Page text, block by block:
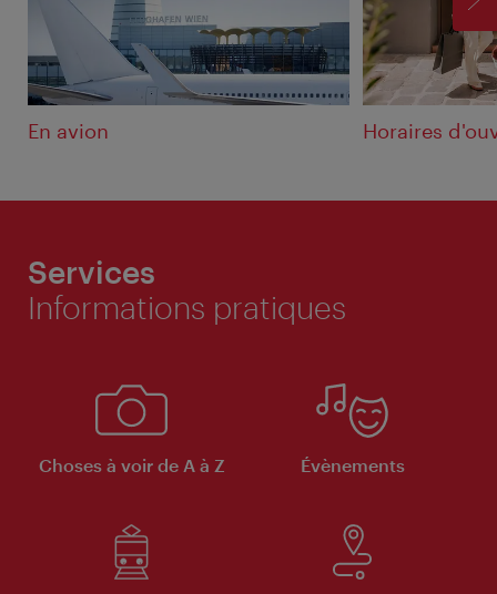
En avion Horaires
Services
Informations pratiques
Choses à voir de A à Z Évènements